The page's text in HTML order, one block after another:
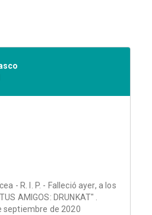
- R. I. P. - Falleció ayer, a los
AMIGOS: DRUNKAT" .
septiembre de 2020